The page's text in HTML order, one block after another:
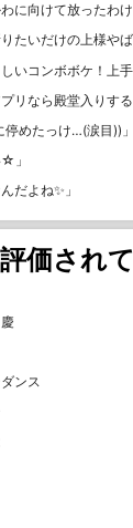
に向けて放ったわ
たいだけの上様や
いコンボボケ！上手
プリなら殿堂入りす
停めたっけ…(涙目)) 」
☆ 」
だよね✨ 」
価され
ンス